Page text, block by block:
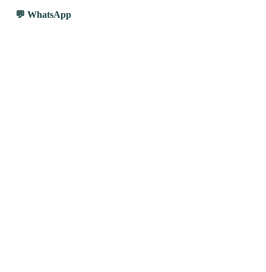
WhatsApp